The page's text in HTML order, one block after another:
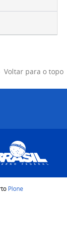
Voltar para o topo
Plone